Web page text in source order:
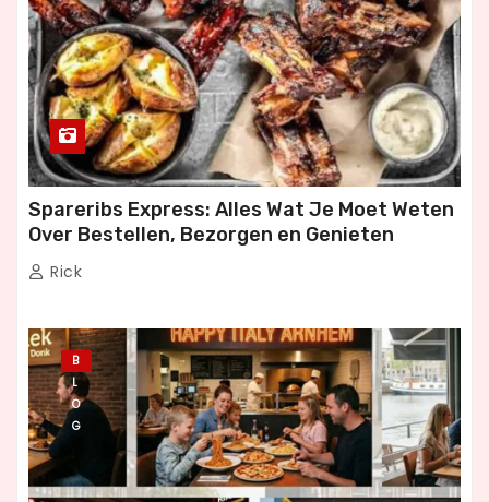
Spareribs Express: Alles Wat Je Moet Weten
Over Bestellen, Bezorgen en Genieten
Rick
B
L
O
G